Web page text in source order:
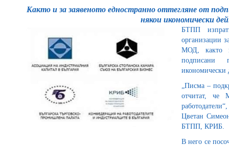
Както и за заявеното едностранно оттегляне от
някои икономически
БТПП
организации
МОД, както и
подписани
икономически
„Писма –
отчитат, че
Цветан
БТПП, КРИБ.
В него се